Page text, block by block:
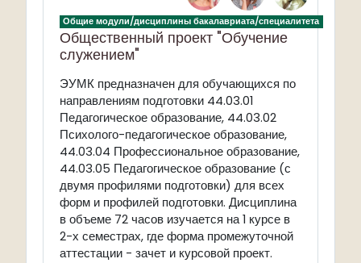
Общие модули/дисциплины бакалавриата/специалитета
Общественный проект "Обучение
служением"
ЭУМК предназначен для обучающихся по
направлениям подготовки 44.03.01
Педагогическое образование, 44.03.02
Психолого-педагогическое образование,
44.03.04 Профессиональное образование,
44.03.05 Педагогическое образование (с
двумя профилями подготовки) для всех
форм и профилей подготовки. Дисциплина
в объеме 72 часов изучается на 1 курсе в
2-х семестрах, где форма промежуточной
аттестации - зачет и курсовой проект.